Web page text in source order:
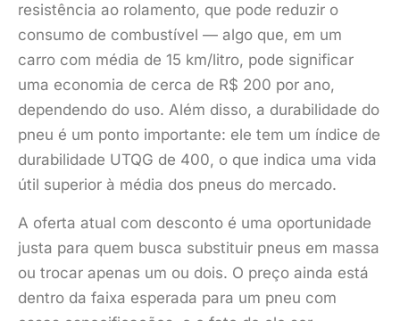
resistência ao rolamento, que pode reduzir o
consumo de combustível — algo que, em um
carro com média de 15 km/litro, pode significar
uma economia de cerca de R$ 200 por ano,
dependendo do uso. Além disso, a durabilidade do
pneu é um ponto importante: ele tem um índice de
durabilidade UTQG de 400, o que indica uma vida
útil superior à média dos pneus do mercado.
A oferta atual com desconto é uma oportunidade
justa para quem busca substituir pneus em massa
ou trocar apenas um ou dois. O preço ainda está
dentro da faixa esperada para um pneu com